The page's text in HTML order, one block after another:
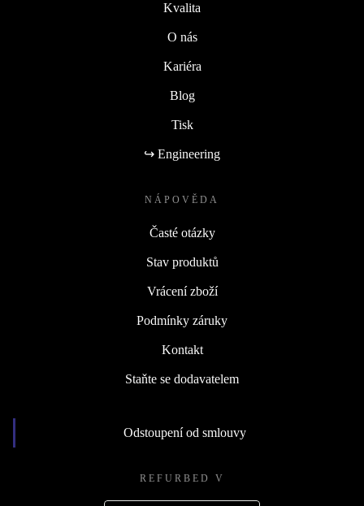
Kvalita
O nás
Kariéra
Blog
Tisk
↪ Engineering
NÁPOVĚDA
Časté otázky
Stav produktů
Vrácení zboží
Podmínky záruky
Kontakt
Staňte se dodavatelem
Odstoupení od smlouvy
REFURBED V